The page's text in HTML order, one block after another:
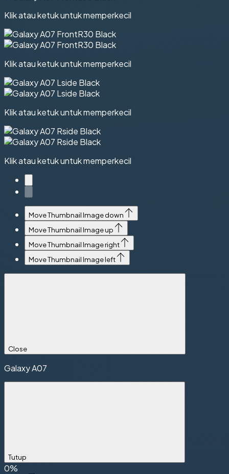
Klik atau ketuk untuk memperkecil
Klik atau ketuk untuk memperkecil
Klik atau ketuk untuk memperkecil
Klik atau ketuk untuk memperkecil
Move Thumbnail Image down
Move Thumbnail Image up
Move Thumbnail Image right
Move Thumbnail Image left
Close
Galaxy A07
Tutup
0%